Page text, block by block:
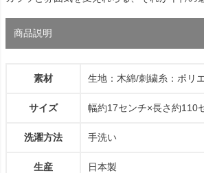
商品説明
素材 生地：木綿/刺繍糸：ポリ
サイズ 幅約17センチ×長さ約110
洗濯方法 手洗い
生産 日本製